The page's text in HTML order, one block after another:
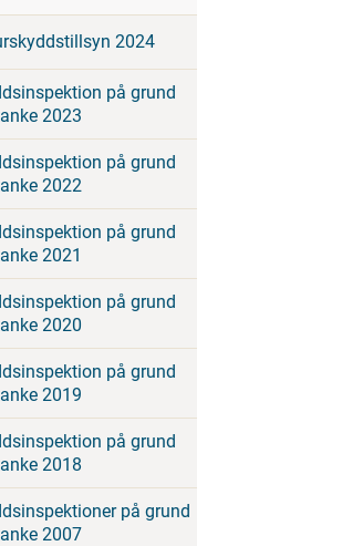
2024
på grund
2023
på grund
2022
på grund
2021
på grund
2020
på grund
2019
på grund
2018
på grund
2007